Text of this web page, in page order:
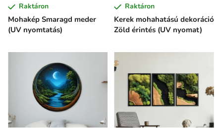
Mohakép Smaragd meder
(UV nyomtatás)
Raktáron
Kerek mohahatású dekoráció
Zöld érintés (UV nyomat)
Raktáron